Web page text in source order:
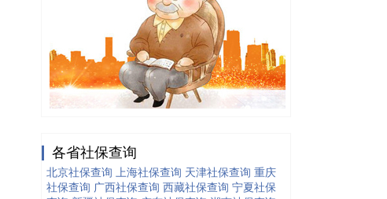
各省社保查询
北京社保查询 上海社保查询 天津社保查询 重庆
社保查询 广西社保查询 西藏社保查询 宁夏社保